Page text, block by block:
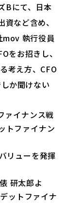
Bにて、日本
など含め、
mov 執行役員
をお招きし、
考え方、CFO
か聞けない
ァイナンス戦
トファイナン
リューを発揮
研太郎よ
ットファイナ